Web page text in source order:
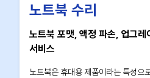
노트북 수리
노트북 포맷, 액정 파손, 업그레
서비스
노트북은 휴대용 제품이라는 특성으